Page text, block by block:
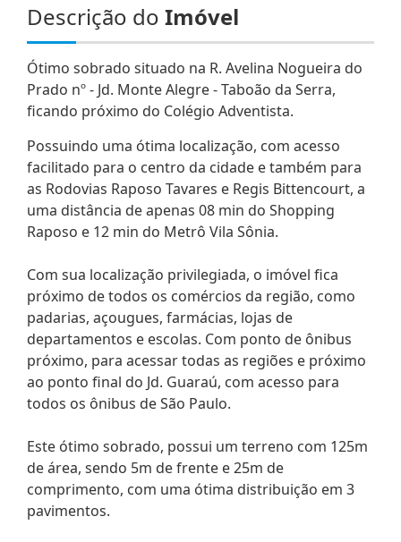
Descrição do Imóvel
Ótimo sobrado situado na R. Avelina Nogueira do
Prado nº - Jd. Monte Alegre - Taboão da Serra,
ficando próximo do Colégio Adventista.
Possuindo uma ótima localização, com acesso
facilitado para o centro da cidade e também para
as Rodovias Raposo Tavares e Regis Bittencourt, a
uma distância de apenas 08 min do Shopping
Raposo e 12 min do Metrô Vila Sônia.
Com sua localização privilegiada, o imóvel fica
próximo de todos os comércios da região, como
padarias, açougues, farmácias, lojas de
departamentos e escolas. Com ponto de ônibus
próximo, para acessar todas as regiões e próximo
ao ponto final do Jd. Guaraú, com acesso para
todos os ônibus de São Paulo.
Este ótimo sobrado, possui um terreno com 125m
de área, sendo 5m de frente e 25m de
comprimento, com uma ótima distribuição em 3
pavimentos.